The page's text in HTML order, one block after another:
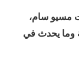
مسيو سام،
وما يحدث في